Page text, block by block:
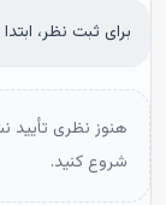
برای ثبت نظر،
هنوز نظری تأیید
شروع کنید.